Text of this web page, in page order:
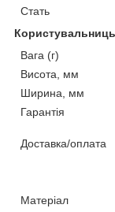
Стать
Вага (г)
Висота, мм
Ширина, мм
Гарантія
Доставка/оплата
Матеріал